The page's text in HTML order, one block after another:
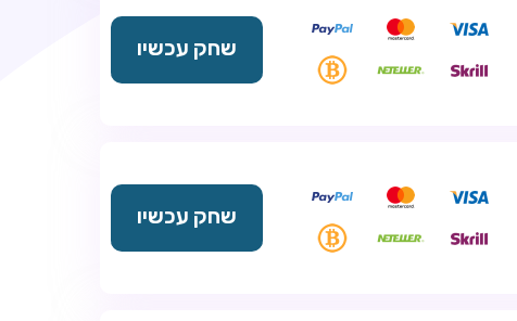
שחק עכשיו
שחק עכשיו